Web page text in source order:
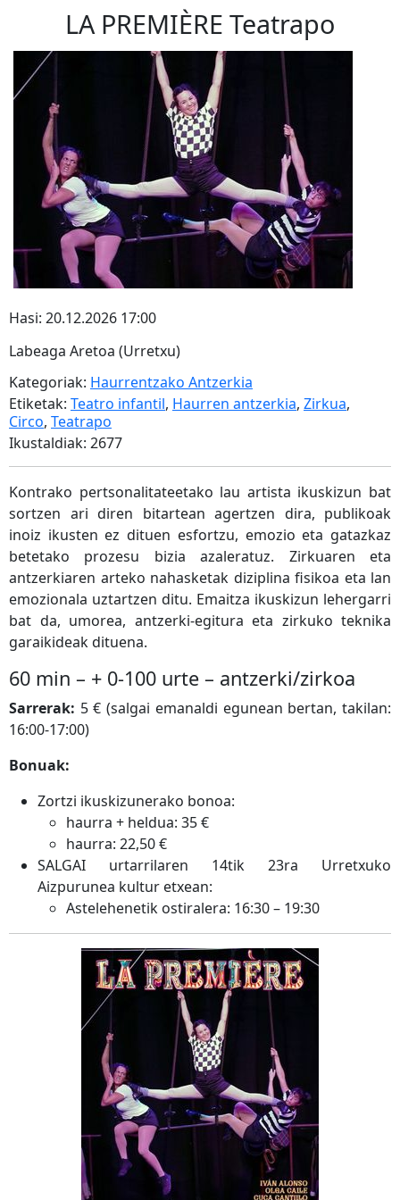
LA PREMIÈRE Teatrapo
Hasi: 20.12.2026 17:00
Labeaga Aretoa (Urretxu)
Kategoriak: Haurrentzako Antzerkia
Etiketak: Teatro infantil, Haurren antzerkia, Zirkua,
Circo, Teatrapo
Ikustaldiak: 2677
Kontrako pertsonalitateetako lau artista ikuskizun bat
sortzen ari diren bitartean agertzen dira, publikoak
inoiz ikusten ez dituen esfortzu, emozio eta gatazkaz
betetako prozesu bizia azaleratuz. Zirkuaren eta
antzerkiaren arteko nahasketak diziplina fisikoa eta lan
emozionala uztartzen ditu. Emaitza ikuskizun lehergarri
bat da, umorea, antzerki-egitura eta zirkuko teknika
garaikideak dituena.
60 min – + 0-100 urte – antzerki/zirkoa
Sarrerak: 5 € (salgai emanaldi egunean bertan, takilan:
16:00-17:00)
Bonuak:
Zortzi ikuskizunerako bonoa:
haurra + heldua: 35 €
haurra: 22,50 €
SALGAI urtarrilaren 14tik 23ra Urretxuko
Aizpurunea kultur etxean:
Astelehenetik ostiralera: 16:30 – 19:30